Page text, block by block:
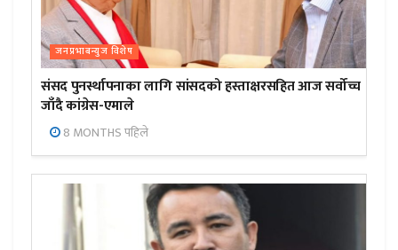
जनप्रभाबन्युज विशेष
संसद पुनर्स्थापनाका लागि सांसदको हस्ताक्षरसहित आज सर्वोच्च
जाँदै कांग्रेस-एमाले
8 MONTHS पहिले